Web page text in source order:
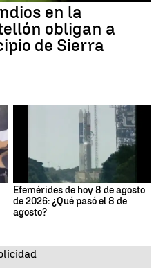
en la
obligan a
de Sierra
Efemérides de hoy 8 de agosto
de 2026: ¿Qué pasó el 8 de
agosto?